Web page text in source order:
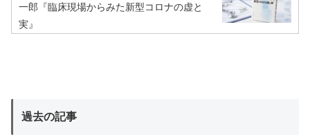
一郎『臨床現場からみた新型コロナの虚と
実』
過去の記事